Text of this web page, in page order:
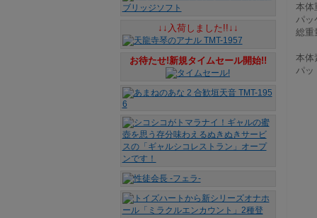
本体
パッ
総重
本体
パッ
↓↓入荷しました!!↓↓
お待たせ!新規タイムセール開始!!